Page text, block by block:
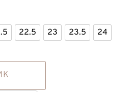
22.5 23 23.5 24